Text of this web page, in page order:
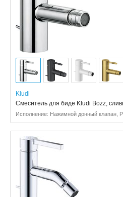
Kludi
Смеситель для биде Kludi Bozz,
Исполнение: Нажимной донный клапан,